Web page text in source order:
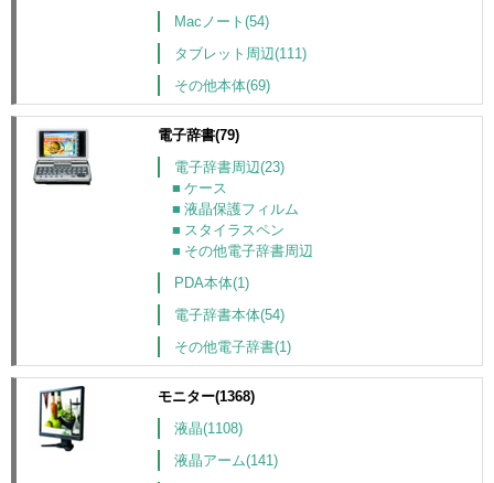
Macノート(54)
タブレット周辺(111)
その他本体(69)
電子辞書(79)
電子辞書周辺(23)
ケース
液晶保護フィルム
スタイラスペン
その他電子辞書周辺
PDA本体(1)
電子辞書本体(54)
その他電子辞書(1)
モニター(1368)
液晶(1108)
液晶アーム(141)